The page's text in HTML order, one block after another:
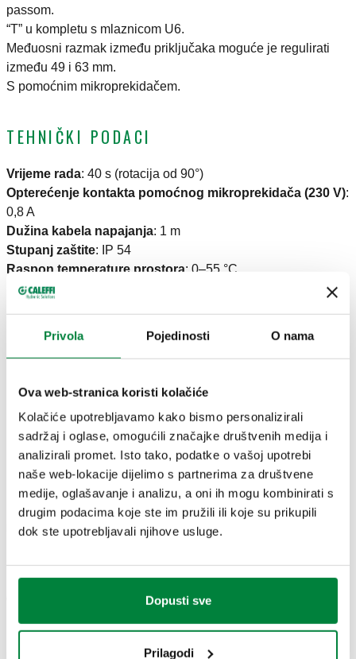
Privola Pojedinosti O nama
Ova web-stranica koristi kolačiće
Kolačiće upotrebljavamo kako bismo personalizirali
sadržaj i oglase, omogućili značajke društvenih medija i
analizirali promet. Isto tako, podatke o vašoj upotrebi
naše web-lokacije dijelimo s partnerima za društvene
medije, oglašavanje i analizu, a oni ih mogu kombinirati s
drugim podacima koje ste im pružili ili koje su prikupili
dok ste upotrebljavali njihove usluge.
Dopusti sve
Prilagodi
passom.
“T” u kompletu s mlaznicom U6.
Međuosni razmak između priključaka moguće je regulirati
između 49 i 63 mm.
S pomoćnim mikroprekidačem.
TEHNIČKI PODACI
Vrijeme rada: 40 s (rotacija od 90°)
Opterećenje kontakta pomoćnog mikroprekidača (230 V):
0,8 A
Dužina kabela napajanja: 1 m
Stupanj zaštite:
IP 54
Raspon temperature prostora: 0–55 °C
Raspon temperature medija
CERTIFIKATI
CRTEŽI I SPECIFIKACIJE
Broj dijela Priključak
napajanje
230 V AC